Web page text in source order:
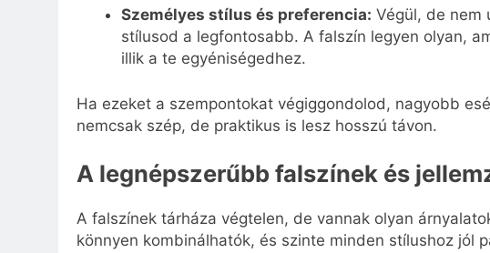
Személyes stílus és preferencia: Végül, de nem
stílusod a legfontosabb. A falszín legyen olyan,
illik a te egyéniségedhez.
Ha ezeket a szempontokat végiggondolod, nagyobb
nemcsak szép, de praktikus is lesz hosszú távon.
A legnépszerűbb falszínek és
A falszínek tárháza végtelen, de vannak olyan
könnyen kombinálhatók, és szinte minden stílushoz jól